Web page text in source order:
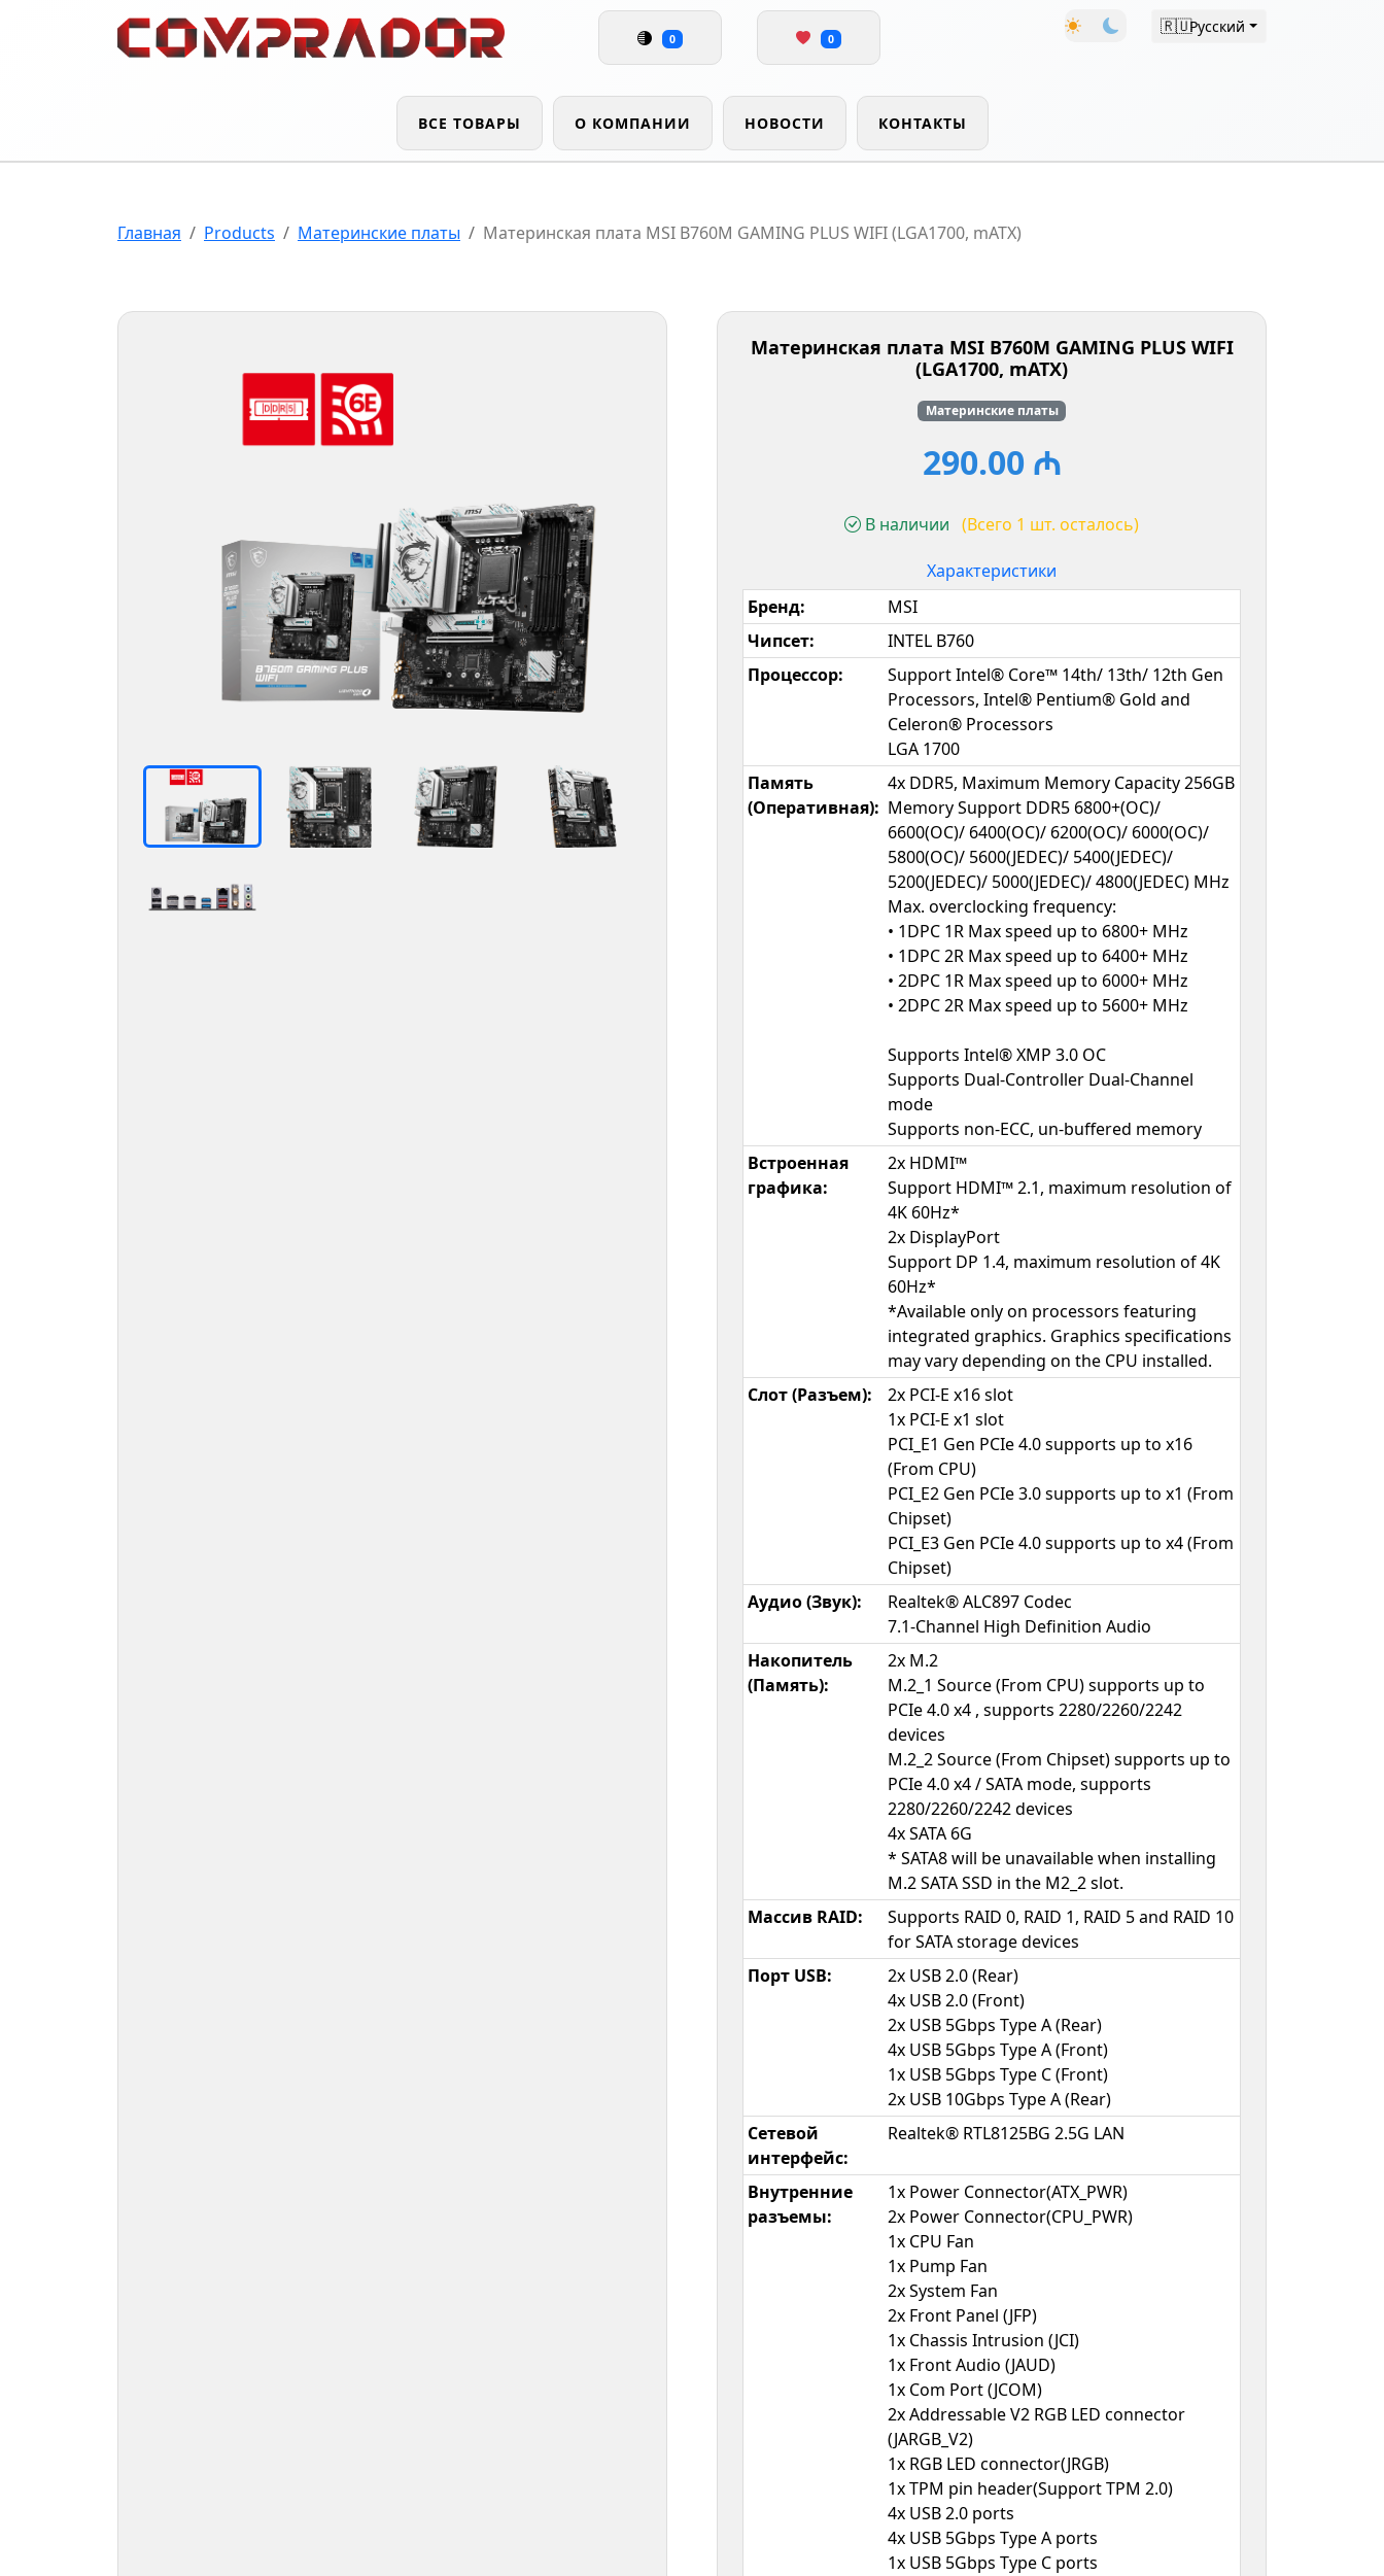
0 0
🇷🇺Русский
ВСЕ ТОВАРЫ О КОМПАНИИ НОВОСТИ КОНТАКТЫ
Главная Products Материнские платы Материнская плата MSI B760M GAMING PLUS WIFI (LGA1700, mATX)
Материнская плата MSI B760M GAMING PLUS WIFI
(LGA1700, mATX)
Материнские платы
290.00 ₼
В наличии (Всего 1 шт. осталось)
Характеристики
Бренд:
MSI
Чипсет:
INTEL B760
Процессор:
Support Intel® Core™ 14th/ 13th/ 12th Gen
Processors, Intel® Pentium® Gold and
Celeron® Processors
LGA 1700
Память
(Оперативная):
4x DDR5, Maximum Memory Capacity 256GB
Memory Support DDR5 6800+(OC)/
6600(OC)/ 6400(OC)/ 6200(OC)/ 6000(OC)/
5800(OC)/ 5600(JEDEC)/ 5400(JEDEC)/
5200(JEDEC)/ 5000(JEDEC)/ 4800(JEDEC) MHz
Max. overclocking frequency:
• 1DPC 1R Max speed up to 6800+ MHz
• 1DPC 2R Max speed up to 6400+ MHz
• 2DPC 1R Max speed up to 6000+ MHz
• 2DPC 2R Max speed up to 5600+ MHz
Supports Intel® XMP 3.0 OC
Supports Dual-Controller Dual-Channel
mode
Supports non-ECC, un-buffered memory
Встроенная
графика:
2x HDMI™
Support HDMI™ 2.1, maximum resolution of
4K 60Hz*
2x DisplayPort
Support DP 1.4, maximum resolution of 4K
60Hz*
*Available only on processors featuring
integrated graphics. Graphics specifications
may vary depending on the CPU installed.
Слот (Разъем):
2x PCI-E x16 slot
1x PCI-E x1 slot
PCI_E1 Gen PCIe 4.0 supports up to x16
(From CPU)
PCI_E2 Gen PCIe 3.0 supports up to x1 (From
Chipset)
PCI_E3 Gen PCIe 4.0 supports up to x4 (From
Chipset)
Аудио (Звук):
Realtek® ALC897 Codec
7.1-Channel High Definition Audio
Накопитель
(Память):
2x M.2
M.2_1 Source (From CPU) supports up to
PCIe 4.0 x4 , supports 2280/2260/2242
devices
M.2_2 Source (From Chipset) supports up to
PCIe 4.0 x4 / SATA mode, supports
2280/2260/2242 devices
4x SATA 6G
* SATA8 will be unavailable when installing
M.2 SATA SSD in the M2_2 slot.
Массив RAID:
Supports RAID 0, RAID 1, RAID 5 and RAID 10
for SATA storage devices
Порт USB:
2x USB 2.0 (Rear)
4x USB 2.0 (Front)
2x USB 5Gbps Type A (Rear)
4x USB 5Gbps Type A (Front)
1x USB 5Gbps Type C (Front)
2x USB 10Gbps Type A (Rear)
Сетевой
интерфейс:
Realtek® RTL8125BG 2.5G LAN
Внутренние
разъемы:
1x Power Connector(ATX_PWR)
2x Power Connector(CPU_PWR)
1x CPU Fan
1x Pump Fan
2x System Fan
2x Front Panel (JFP)
1x Chassis Intrusion (JCI)
1x Front Audio (JAUD)
1x Com Port (JCOM)
2x Addressable V2 RGB LED connector
(JARGB_V2)
1x RGB LED connector(JRGB)
1x TPM pin header(Support TPM 2.0)
4x USB 2.0 ports
4x USB 5Gbps Type A ports
1x USB 5Gbps Type C ports